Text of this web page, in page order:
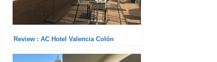
Review : AC Hotel Valencia Colón